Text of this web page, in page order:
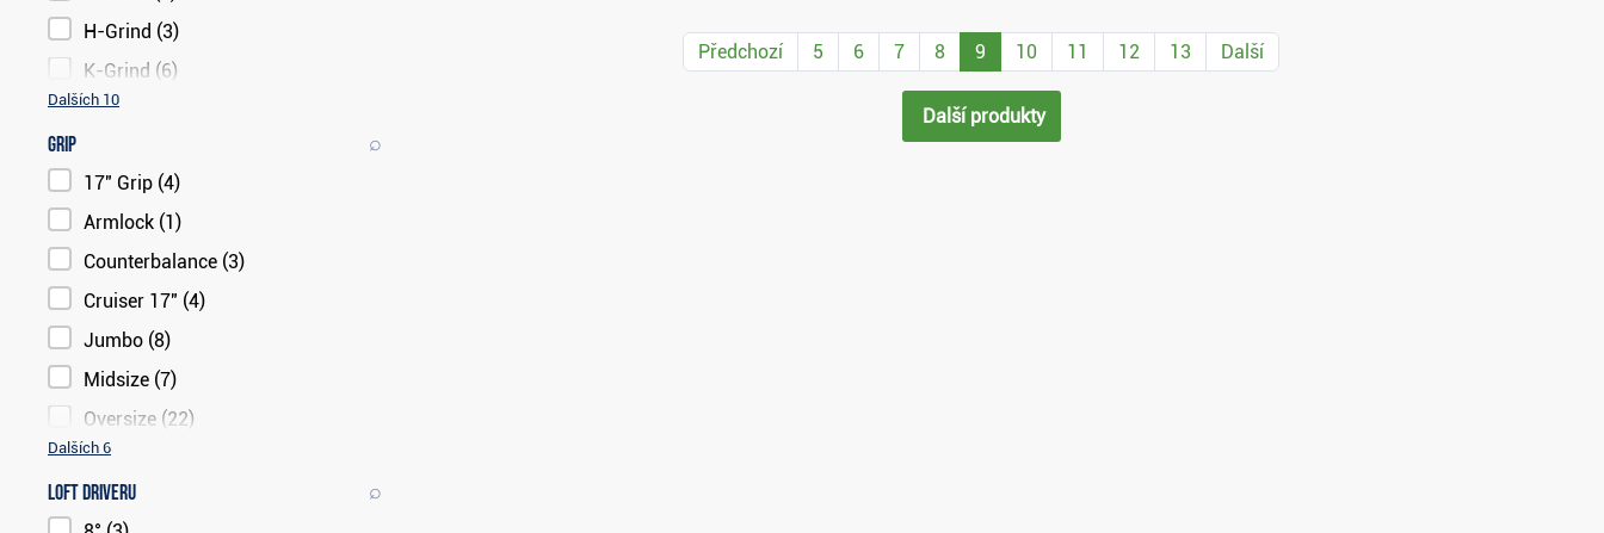
Předchozí 5 6 7 8 9 10 11 12 13 Další
Další produkty
H-Grind (3)
K-Grind (6)
Dalších 10
Grip ⌕
17" Grip (4)
Armlock (1)
Counterbalance (3)
Cruiser 17" (4)
Jumbo (8)
Midsize (7)
Oversize (22)
Dalších 6
Loft driveru ⌕